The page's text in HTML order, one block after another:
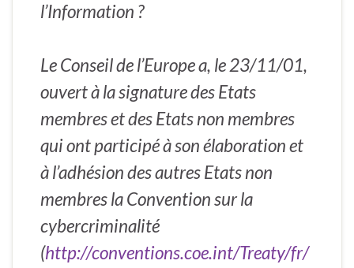
l’Information ?
Le Conseil de l’Europe a, le 23/11/01,
ouvert à la signature des Etats
membres et des Etats non membres
qui ont participé à son élaboration et
à l’adhésion des autres Etats non
membres la Convention sur la
cybercriminalité
(http://conventions.coe.int/Treaty/fr/